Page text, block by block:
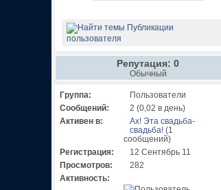
Публикации
пользователя
Репутация: 0
Обычный
Группа:
Пользователи
Сообщений:
2 (0,02 в день)
Активен в:
Ах! Эта свадьба-
свадьба! (1
сообщений)
Регистрация:
12 Сентябрь 11
Просмотров:
282
Активность: